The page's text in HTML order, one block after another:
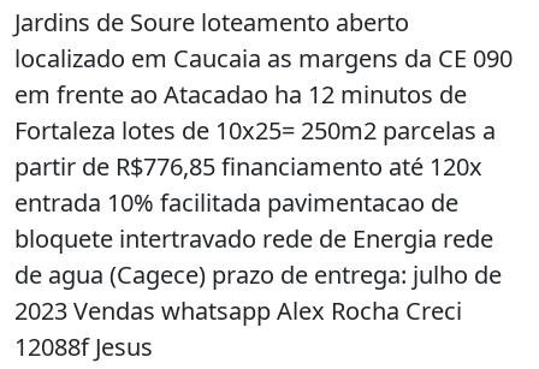
Jardins de Soure loteamento aberto
localizado em Caucaia as margens da CE 090
em frente ao Atacadao ha 12 minutos de
Fortaleza lotes de 10x25= 250m2 parcelas a
partir de R$776,85 financiamento até 120x
entrada 10% facilitada pavimentacao de
bloquete intertravado rede de Energia rede
de agua (Cagece) prazo de entrega: julho de
2023 Vendas whatsapp Alex Rocha Creci
12088f Jesus